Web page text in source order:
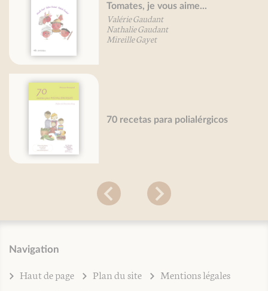
Tomates, je vous aime...
Valérie Gaudant
Nathalie Gaudant
Mireille Gayet
70 recetas para polialérgicos
Navigation
Haut de page Plan du site
Mentions légales